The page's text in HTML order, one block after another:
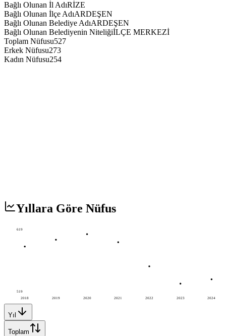
Bağlı Olunan İl AdıRİZE
Bağlı Olunan İlçe AdıARDEŞEN
Bağlı Olunan Belediye AdıARDEŞEN
Bağlı Olunan Belediyenin NiteliğiİLÇE MERKEZİ
Toplam Nüfusu527
Erkek Nüfusu273
Kadın Nüfusu254
Yıllara Göre Nüfus
2018 2019 2020 2021 2022 2023 2024
619
519
Yıl
Toplam